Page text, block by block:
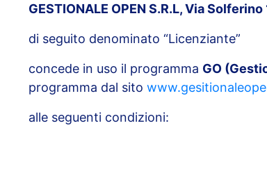
GESTIONALE OPEN S.R.L, Via
di seguito denominato “Licenziante”
concede in uso il programma GO
programma dal sito
alle seguenti condizioni: